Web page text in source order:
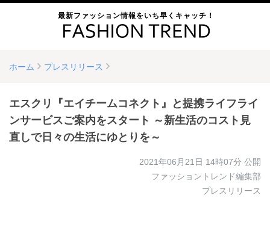
最新ファッション情報をいち早くキャッチ！
ホーム プレスリリース
エスクリ『エイチームコネクト』と提携ライフライ
ンサービスご案内をスタート ～新生活のコスト見
直しで日々の生活にゆとりを～
2021年06月21日 14時07分 公開
ファッショントレンド編集部
プレスリリース